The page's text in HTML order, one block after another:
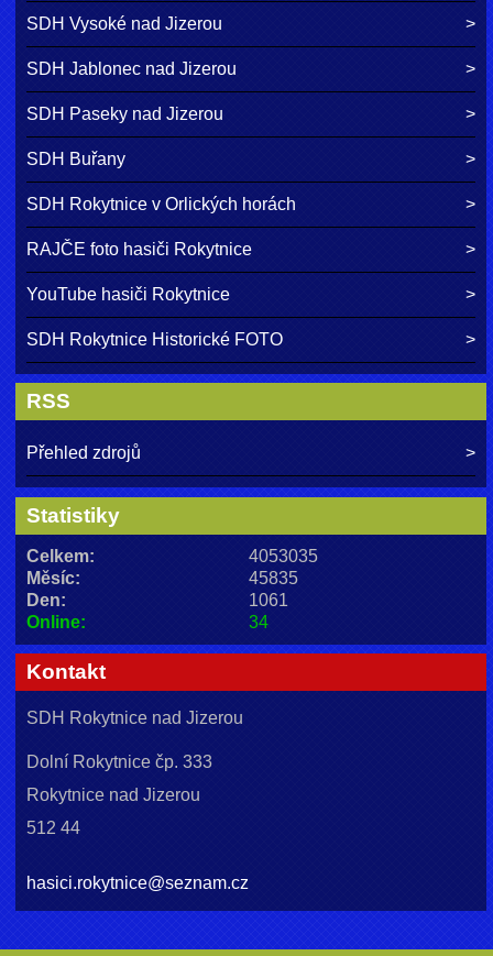
SDH Vysoké nad Jizerou
SDH Jablonec nad Jizerou
SDH Paseky nad Jizerou
SDH Buřany
SDH Rokytnice v Orlických horách
RAJČE foto hasiči Rokytnice
YouTube hasiči Rokytnice
SDH Rokytnice Historické FOTO
RSS
Přehled zdrojů
Statistiky
Online: 34
Celkem:
4053035
Měsíc:
45835
Den:
1061
Kontakt
SDH Rokytnice nad Jizerou
Dolní Rokytnice čp. 333
Rokytnice nad Jizerou
512 44
hasici.rokytnice@seznam.cz